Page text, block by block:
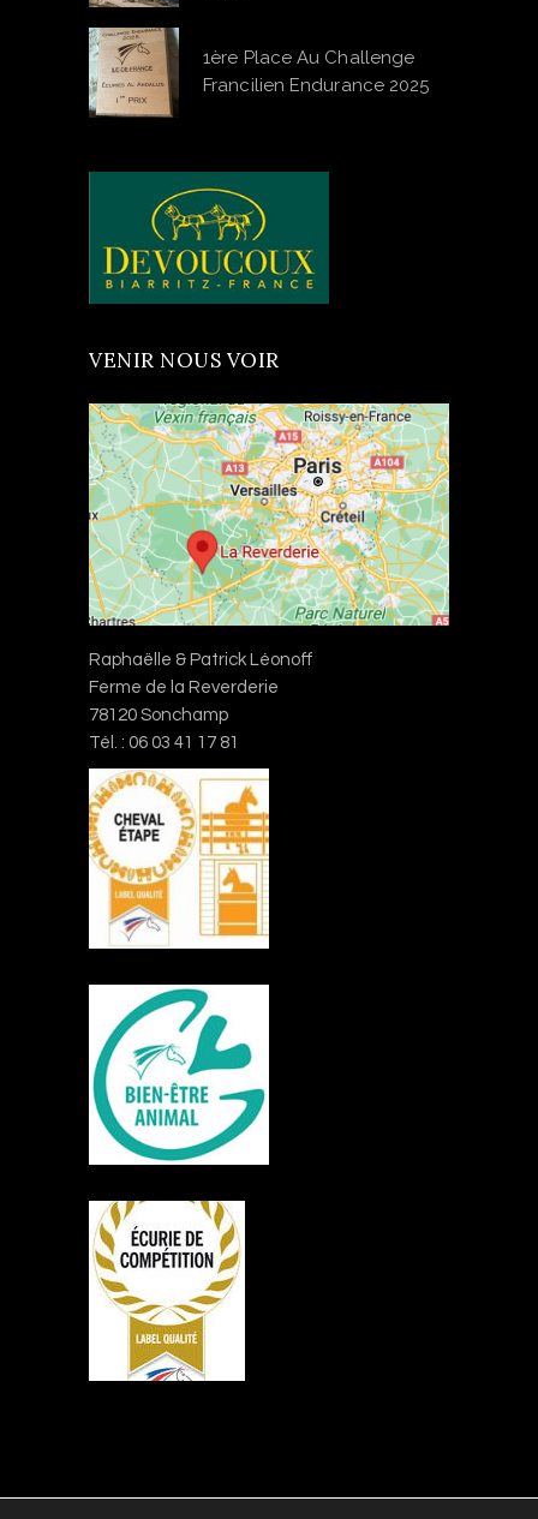
1ère Place Au Challenge
Francilien Endurance 2025
VENIR NOUS VOIR
Raphaëlle & Patrick Léonoff
Ferme de la Reverderie
78120 Sonchamp
Tél. : 06 03 41 17 81